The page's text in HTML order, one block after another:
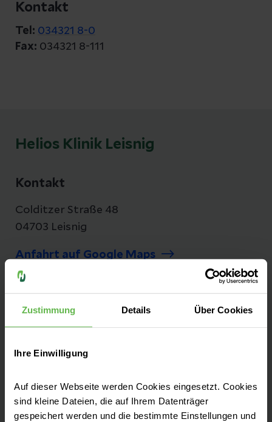
Zustimmung Details Über Cookies
Ihre Einwilligung
Auf dieser Webseite werden Cookies eingesetzt. Cookies
sind kleine Dateien, die auf Ihrem Datenträger
gespeichert werden und die bestimmte Einstellungen und
Kontakt
Tel: 034321 8-0
Fax: 034321 8-111
Helios Klinik Leisnig
Kontakt
Colditzer Straße 48
04703 Leisnig
Anfahrt auf Google Maps
Tel:
Fax: 034321 8-111
Jahren. Erfahrung auf einem traditionsreichen
Klinikstandort. In Mittelsachsen gehören wir